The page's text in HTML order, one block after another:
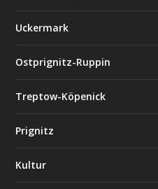
Uckermark
Ostprignitz-Ruppin
Treptow-Köpenick
Prignitz
Kultur